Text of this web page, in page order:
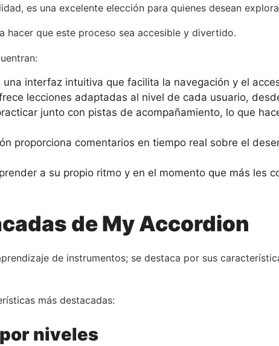
es una excelente elección para quienes desean
hacer que este proceso sea accesible y divertido.
interfaz intuitiva que facilita la navegación y el
lecciones adaptadas al nivel de cada usuario,
junto con pistas de acompañamiento, lo que
proporciona comentarios en tiempo real sobre el
a su propio ritmo y en el momento que más les
de My Accordion
de instrumentos; se destaca por sus
más destacadas:
niveles